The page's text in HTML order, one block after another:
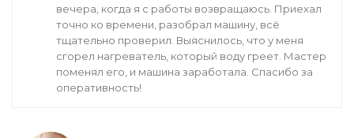
вечера, когда я с работы возвращаюсь. Приехал
точно ко времени, разобрал машину, всё
тщательно проверил. Выяснилось, что у меня
сгорел нагреватель, который воду греет. Мастер
поменял его, и машина заработала. Спасибо за
оперативность!